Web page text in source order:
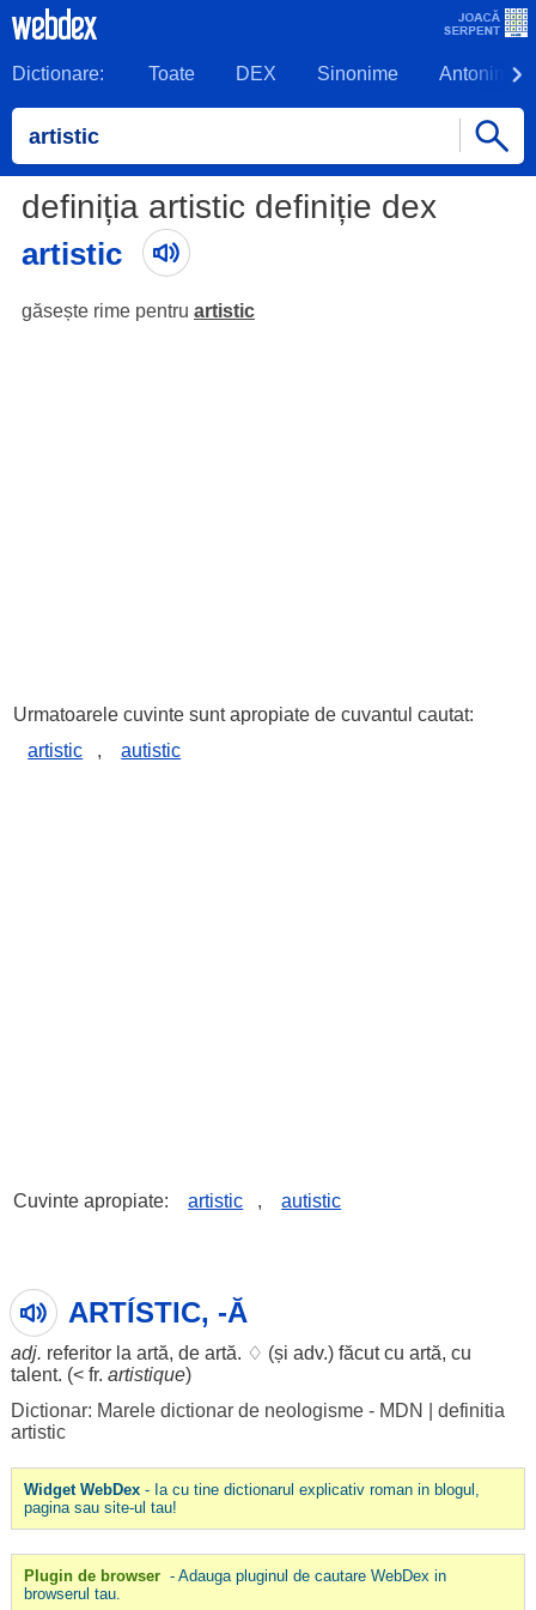
Dictionare: Toate DEX Sinonime Antonime
definiția artistic definiție dex
artistic
găsește rime pentru artistic
Urmatoarele cuvinte sunt apropiate de cuvantul cautat:
artistic
, autistic
Cuvinte apropiate: artistic , autistic
ARTÍSTIC, -Ă
adj. referitorla artă, de artă. ♢ (și adv.) făcut cu artă, cu
talent. (< fr. artistique)
Dictionar: Marele dictionar de neologisme - MDN
definitia
artistic
Widget WebDex- Ia cu tine dictionarul explicativ roman in blogul,
pagina sau site-ul tau!
Plugin de browser - Adauga pluginul de cautare WebDex in
browserul tau.